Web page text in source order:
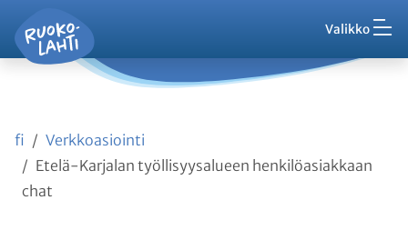
Siirry pääsisältöön Valikko
Ruokolahti - etusivu
Palaute
Asuminen ja ympäristö
Kasvatus ja koulutus
Harrasta ja viihdy
fi
Verkkoasiointi
Etelä-Karjalan työllisyysalueen henkilöasiakkaan
chat